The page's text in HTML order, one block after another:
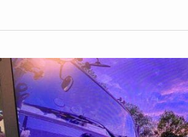
Erledigungen